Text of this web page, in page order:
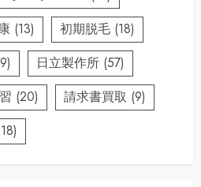
(13) 初期脱毛 (18)
日立製作所 (57)
(20) 請求書買取 (9)